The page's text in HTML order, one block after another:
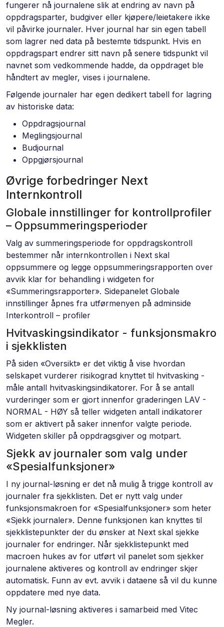
fungerer nå journalene slik at endring av navn på
oppdragsparter, budgiver eller kjøpere/leietakere ikke
vil påvirke journaler. Hver journal har sin egen tabell
som lagrer ned data på bestemte tidspunkt. Hvis en
oppdragspart endrer sitt navn på senere tidspunkt vil
navnet som vedkommende hadde, da oppdraget ble
håndtert av megler, vises i journalene.
Følgende journaler har egen dedikert tabell for lagring
av historiske data:
Oppdragsjournal
Meglingsjournal
Budjournal
Oppgjørsjournal
Øvrige forbedringer Next
Internkontroll
Globale innstillinger for kontrollprofiler
– Oppsummeringsperioder
Valg av summeringsperiode for oppdragskontroll
bestemmer når internkontrollen i Next skal
oppsummere og legge oppsummeringsrapporten over
avvik klar for behandling i widgeten for
«Summeringsrapporter». Sidepanelet Globale
innstillinger åpnes fra utførmenyen på adminside
Interkontroll – profiler
Hvitvaskingsindikator - funksjonsmakro
i sjekklisten
På siden «Oversikt» er det viktig å vise hvordan
selskapet vurderer risikograd knyttet til hvitvasking -
måle antall hvitvaskingsindikatorer. For å se antall
vurderinger som er gjort innenfor graderingen LAV -
NORMAL - HØY så teller widgeten antall indikatorer
som er aktivert på saker innenfor valgte periode.
Widgeten skiller på oppdragsgiver og motpart.
Sjekk av journaler som valg under
«Spesialfunksjoner»
I ny journal-løsning er det nå mulig å trigge kontroll av
journaler fra sjekklisten. Det er nytt valg under
funksjonsmakroen for «Spesialfunksjoner» som heter
«Sjekk journaler». Denne funksjonen kan knyttes til
sjekklistepunkter der du ønsker at Next skal sjekke
journaler for endringer. Når sjekklistepunkt med
macroen hukes av for utført vil panelet som sjekker
journalene aktiveres og kontroll av endringer skjer
automatisk. Funn av evt. avvik i dataene så vil du kunne
oppdatere med nye data.
Ny journal-løsning aktiveres i samarbeid med Vitec
Megler.